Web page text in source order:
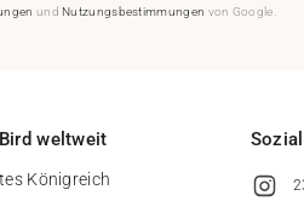
und Nutzungsbestimmungen von Google.
weltweit
Königreich